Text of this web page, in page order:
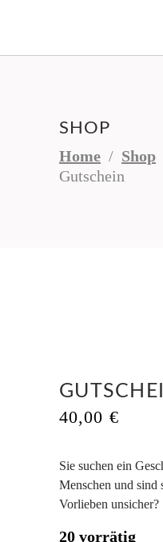
SHOP
Home / Shop
Gutschein
40,00 €
Sie suchen ein
Menschen und sind
Vorlieben unsicher?
20 vorrätig